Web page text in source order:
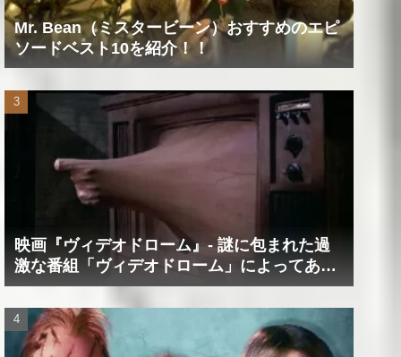
Mr. Bean（ミスタービーン）おすすめのエピ
ソードベスト10を紹介！！
映画『ヴィデオドローム』‐ 謎に包まれた過
激な番組「ヴィデオドローム」によってあな
たの精神は蝕まれる！